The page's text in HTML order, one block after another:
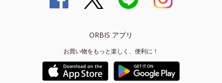
ORBIS アプリ
お買い物をもっと楽しく、便利に！